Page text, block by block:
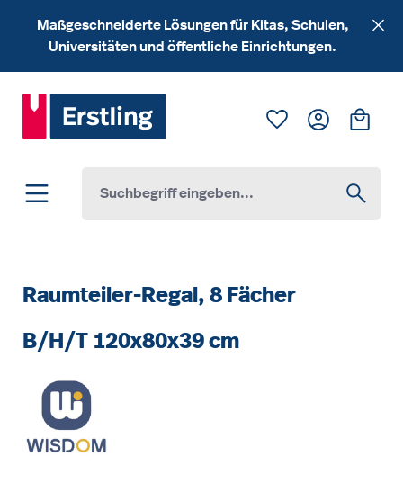
Zum Hauptinhalt springen
Maßgeschneiderte Lösungen für Kitas, Schulen,
Universitäten und öffentliche Einrichtungen.
Du hast 0
Raumteiler-Regal, 8 Fächer
B/H/T 120x80x39 cm